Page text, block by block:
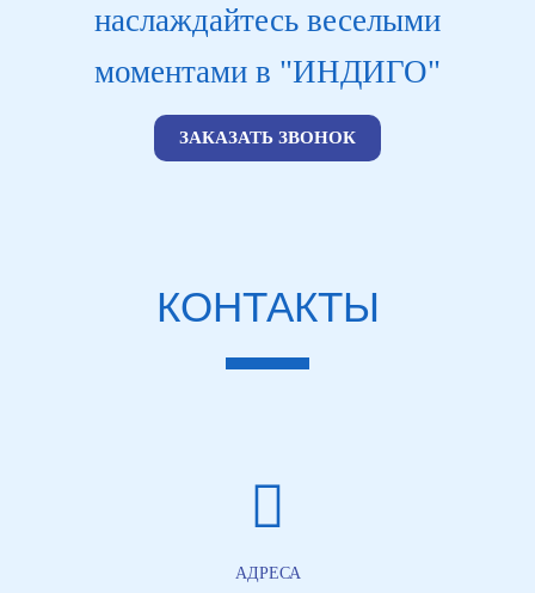
наслаждайтесь веселыми
моментами в "ИНДИГО"
ЗАКАЗАТЬ ЗВОНОК
КОНТАКТЫ
АДРЕСА